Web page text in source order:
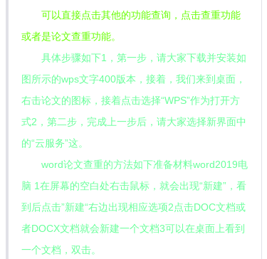
可以直接点击其他的功能查询，点击查重功能
或者是论文查重功能。
具体步骤如下1，第一步，请大家下载并安装如
图所示的wps文字400版本，接着，我们来到桌面，
右击论文的图标，接着点击选择“WPS”作为打开方
式2，第二步，完成上一步后，请大家选择新界面中
的“云服务”这。
word论文查重的方法如下准备材料word2019电
脑 1在屏幕的空白处右击鼠标，就会出现“新建”，看
到后点击”新建“右边出现相应选项2点击DOC文档或
者DOCX文档就会新建一个文档3可以在桌面上看到
一个文档，双击。